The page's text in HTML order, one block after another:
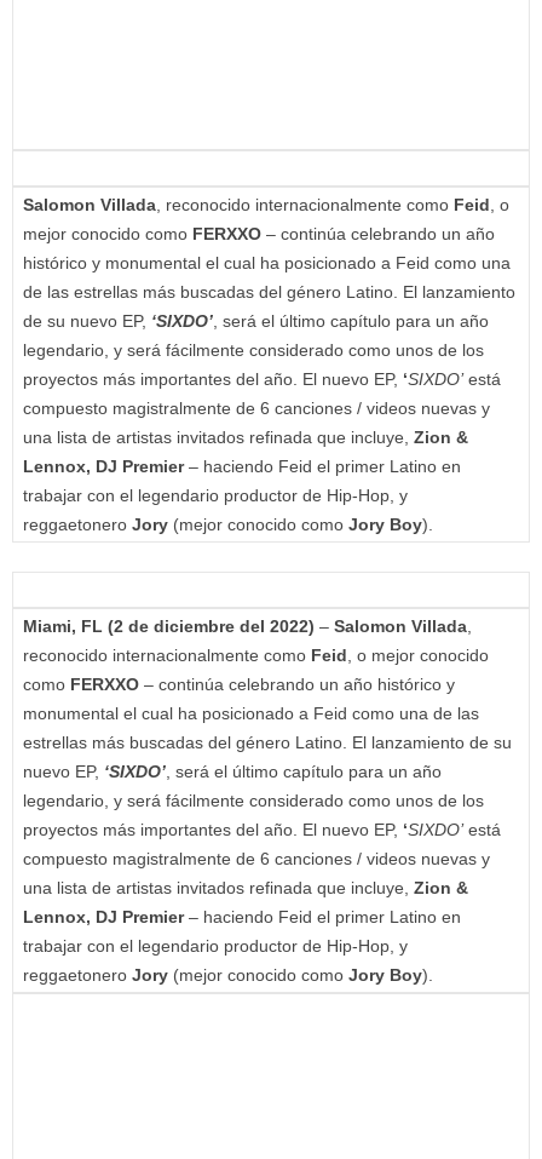
Salomon Villada , reconocido internacionalmente como Feid , o
mejor conocido como FERXXO – continúa celebrando un año
histórico y monumental el cual ha posicionado a Feid como una
de las estrellas más buscadas del género Latino. El lanzamiento
de su nuevo EP, ‘SIXDO’ , será el último capítulo para un año
legendario, y será fácilmente considerado como unos de los
proyectos más importantes del año. El nuevo EP, ‘SIXDO’está
compuesto magistralmente de 6 canciones / videos nuevas y
una lista de artistas invitados refinada que incluye, Zion &
Lennox, DJ Premier– haciendo Feid el primer Latino en
trabajar con el legendario productor de Hip-Hop, y
reggaetonero Jory (mejor conocido como Jory Boy).
Miami, FL (2 de diciembre del 2022) – Salomon Villada
reconocido internacionalmente como Feid , o mejor conocido
como FERXXO – continúa celebrando un año histórico y
monumental el cual ha posicionado a Feid como una de las
estrellas más buscadas del género Latino. El lanzamiento de su
nuevo EP, ‘SIXDO’ , será el último capítulo para un año
legendario, y será fácilmente considerado como unos de los
proyectos más importantes del año. El nuevo EP, ‘SIXDO’está
compuesto magistralmente de 6 canciones / videos nuevas y
una lista de artistas invitados refinada que incluye, Zion &
Lennox, DJ Premier– haciendo Feid el primer Latino en
trabajar con el legendario productor de Hip-Hop, y
reggaetonero Jory (mejor conocido como Jory Boy).